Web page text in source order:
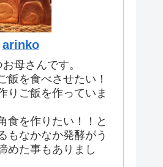
arinko
母さんです。
飯を食べさせたい！
りご飯を作っていま
を作りたい！！と
もなかなか発酵がう
めた事もありまし